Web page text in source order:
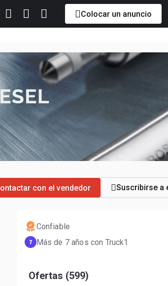
Colocar un anuncio
con el vendedor Suscribirse a
Confiable
7 Más de 7 años con Truck1
Ofertas (599)